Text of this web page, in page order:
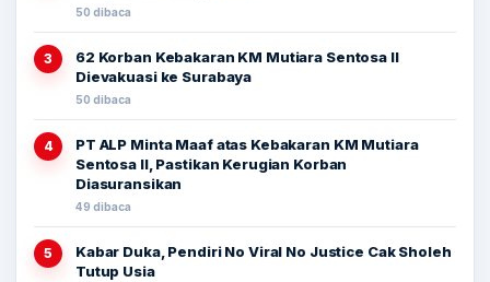
50 dibaca
3
62 Korban Kebakaran KM Mutiara Sentosa II
Dievakuasi ke Surabaya
50 dibaca
4
PT ALP Minta Maaf atas Kebakaran KM Mutiara
Sentosa II, Pastikan Kerugian Korban
Diasuransikan
49 dibaca
5
Kabar Duka, Pendiri No Viral No Justice Cak Sholeh
Tutup Usia